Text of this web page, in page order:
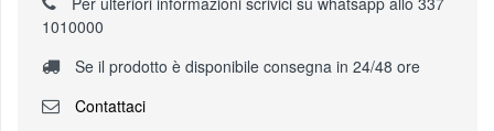
1010000
Se il prodotto è disponibile consegna in 24/48 ore
Contattaci